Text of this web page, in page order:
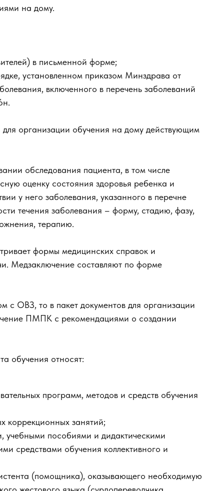
на дому.
в письменной форме;
установленном приказом Минздрава от
включенного в перечень заболеваний
организации обучения на дому действующим
обследования пациента, в том числе
оценку состояния здоровья ребенка и
у него заболевания, указанного в перечне
течения заболевания – форму, стадию, фазу,
терапию.
формы медицинских справок и
Медзаключение составляют по форме
с ОВЗ, то в пакет документов для организации
ПМПК с рекомендациями о создании
обучения относят:
программ, методов и средств обучения
коррекционных занятий;
учебными пособиями и дидактическими
средствами обучения коллективного и
(помощника), оказывающего необходимую